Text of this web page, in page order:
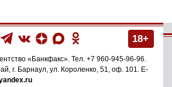
18+
«Банкфакс». Тел. +7 960-945-96-96.
г. Барнаул, ул. Короленко, 51, оф. 101. E-